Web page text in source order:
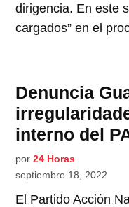
dirigencia. En este
cargados” en el
Denuncia
interno del
por 24 Horas
septiembre 18, 2022
El Partido Acción